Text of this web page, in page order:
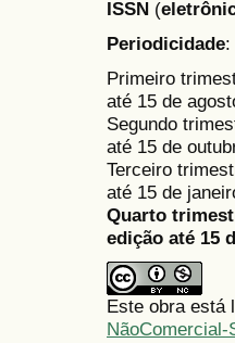
ISSN (
Periodicidade:
Primeiro
até 15 de
Segundo
até 15 de
Terceiro
até 15 de
Quarto
edição até 15
Este obra está